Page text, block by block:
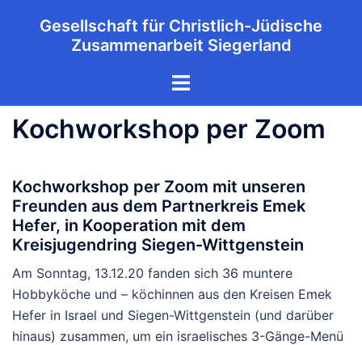
Gesellschaft für Christlich-Jüdische
Zusammenarbeit Siegerland
Menü
Kochworkshop per Zoom
Kochworkshop per Zoom mit unseren
Freunden aus dem Partnerkreis Emek
Hefer, in Kooperation mit dem
Kreisjugendring Siegen-Wittgenstein
Am Sonntag, 13.12.20 fanden sich 36 muntere
Hobbyköche und – köchinnen aus den Kreisen Emek
Hefer in Israel und Siegen-Wittgenstein (und darüber
hinaus) zusammen, um ein israelisches 3-Gänge-Menü